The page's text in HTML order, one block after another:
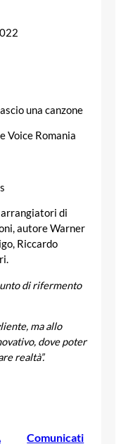
una canzone
Voice Romania
arrangiatori di
autore Warner
Riccardo
di rifermento
ma allo
dove poter
realtà”.
Comunicati